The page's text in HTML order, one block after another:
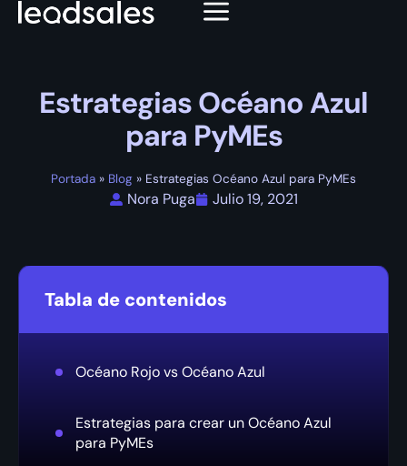
Estrategias Océano Azul
para PyMEs
Portada » Blog » Estrategias Océano Azul para PyMEs
Nora Puga Julio 19, 2021
Tabla de contenidos
Océano Rojo vs Océano Azul
Estrategias para crear un Océano Azul
para PyMEs